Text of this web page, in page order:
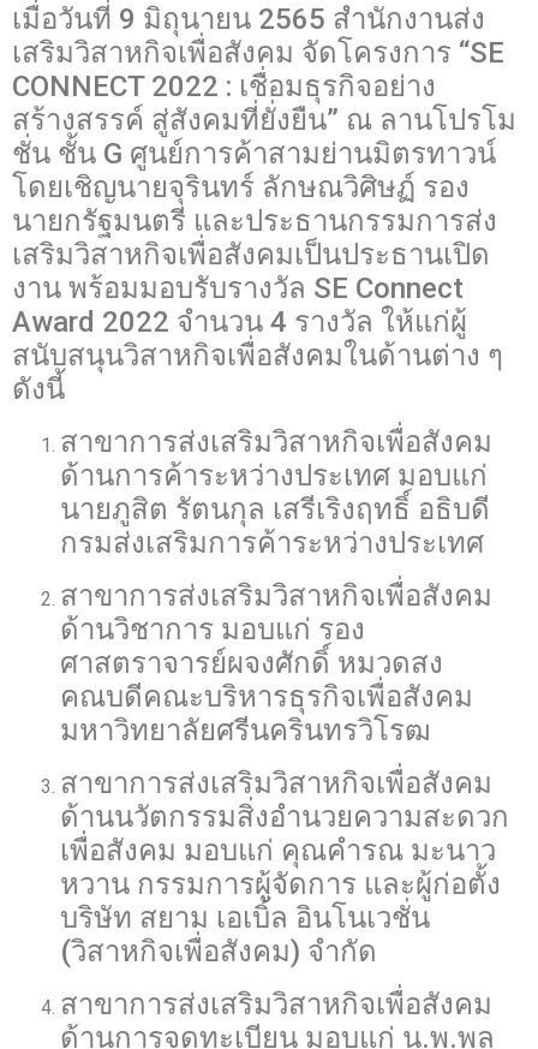
เมื่อวันที่ 9 มิถุนายน 2565 สำนักงานส่ง
เสริมวิสาหกิจเพื่อสังคม จัดโครงการ “SE
CONNECT 2022 : เชื่อมธุรกิจอย่าง
สร้างสรรค์ สู่สังคมที่ยั่งยืน” ณ ลานโปรโม
ชั่น ชั้น G ศูนย์การค้าสามย่านมิตรทาวน์
โดยเชิญนายจุรินทร์ ลักษณวิศิษฏ์ รอง
นายกรัฐมนตรี และประธานกรรมการส่ง
เสริมวิสาหกิจเพื่อสังคมเป็นประธานเปิด
งาน พร้อมมอบรับรางวัล SE Connect
Award 2022 จำนวน 4 รางวัล ให้แก่ผู้
สนับสนุนวิสาหกิจเพื่อสังคมในด้านต่าง ๆ
ดังนี้
สาขาการส่งเสริมวิสาหกิจเพื่อสังคม
ด้านการค้าระหว่างประเทศ มอบแก่
นายภูสิต รัตนกุล เสรีเริงฤทธิ์ อธิบดี
กรมส่งเสริมการค้าระหว่างประเทศ
สาขาการส่งเสริมวิสาหกิจเพื่อสังคม
ด้านวิชาการ มอบแก่ รอง
ศาสตราจารย์ผจงศักดิ์ หมวดสง
คณบดีคณะบริหารธุรกิจเพื่อสังคม
มหาวิทยาลัยศรีนครินทรวิโรฒ
สาขาการส่งเสริมวิสาหกิจเพื่อสังคม
ด้านนวัตกรรมสิ่งอำนวยความสะดวก
เพื่อสังคม มอบแก่ คุณคำรณ มะนาว
หวาน กรรมการผู้จัดการ และผู้ก่อตั้ง
บริษัท สยาม เอเบิ้ล อินโนเวชั่น
(วิสาหกิจเพื่อสังคม) จำกัด
สาขาการส่งเสริมวิสาหกิจเพื่อสังคม
ด้านการจดทะเบียน มอบแก่ น.พ.พูล